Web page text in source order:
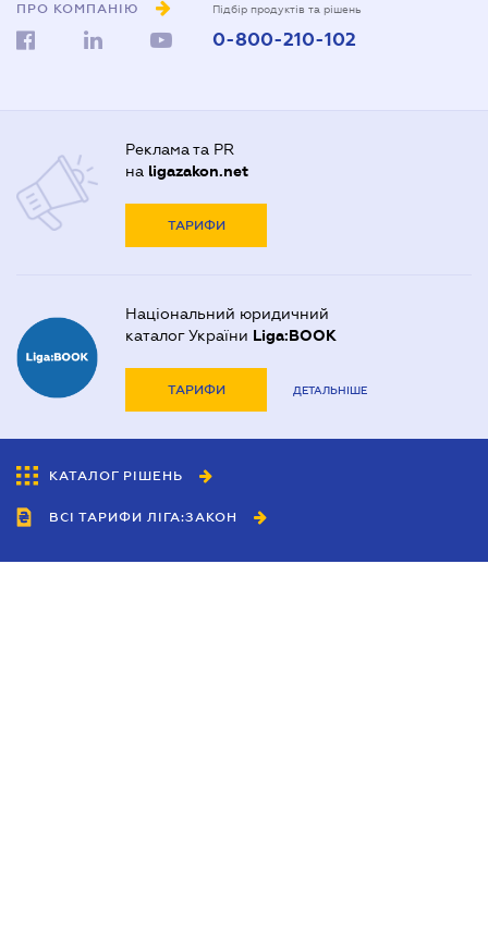
ПРО КОМПАНІЮ Підбір продуктів та рішень
0-800-210-102
Реклама та PR
на ligazakon.net
ТАРИФИ
Національний юридичний
каталог України Liga:BOOK
ТАРИФИ ДЕТАЛЬНІШЕ
КАТАЛОГ РІШЕНЬ
ВСІ ТАРИФИ ЛІГА:ЗАКОН